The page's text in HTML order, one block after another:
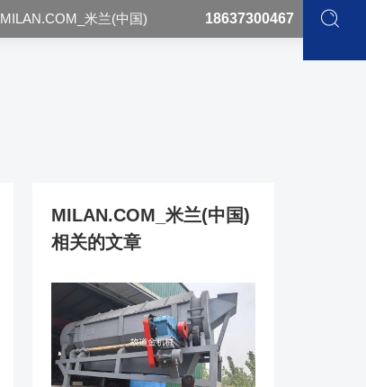
MILAN.COM_米兰(中国) 18637300467
MILAN.COM_米兰(中国)
相关的文章